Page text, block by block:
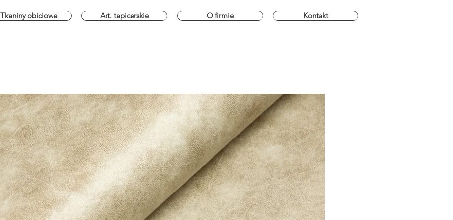
Tkaniny obiciowe Art. tapicerskie O firmie Kontakt